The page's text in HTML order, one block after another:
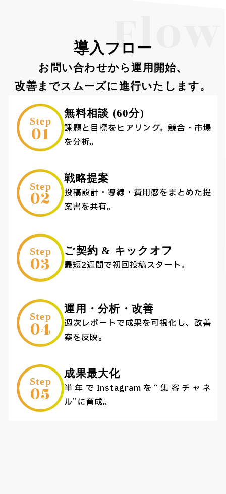
Flow
導入フロー
お問い合わせから運用開始、
改善までスムーズに進行いたします。
Step
01
無料相談 (60分)
課題と目標をヒアリング。競合・市場
を分析。
Step
02
戦略提案
投稿設計・導線・費用感をまとめた提
案書を共有。
Step
03
ご契約 & キックオフ
最短2週間で初回投稿スタート。
Step
04
運用・分析・改善
週次レポートで成果を可視化し、改善
案を反映。
Step
05
成果最大化
半年でInstagramを“集客チャネ
ル”に育成。